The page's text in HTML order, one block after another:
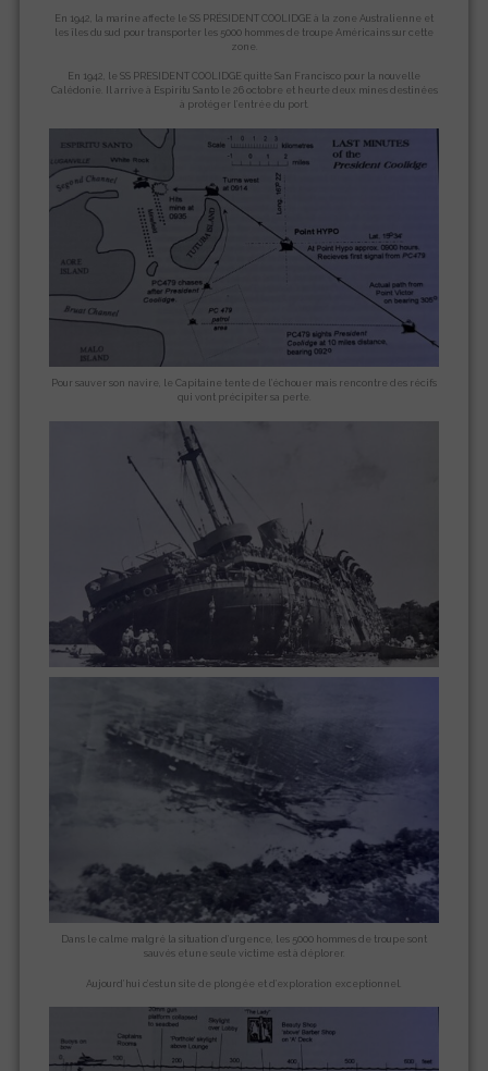
En 1942, la marine affecte le SS PRÉSIDENT COOLIDGE à la zone Australienne et
les îles du sud pour transporter les 5000 hommes de troupe Américains sur cette
zone.
En 1942, le SS PRESIDENT COOLIDGE quitte San Francisco pour la nouvelle
Calédonie. Il arrive à Espiritu Santo le 26 octobre et heurte deux mines destinées
à protéger l’entrée du port.
Pour sauver son navire, le Capitaine tente de l’échouer mais rencontre des récifs
qui vont précipiter sa perte.
Dans le calme malgré la situation d’urgence, les 5000 hommes de troupe sont
sauvés et une seule victime est à déplorer.
Aujourd’hui c’est un site de plongée et d’exploration exceptionnel.